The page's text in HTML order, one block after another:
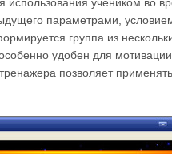
параметрами,
группа из
удобен для
позволяет